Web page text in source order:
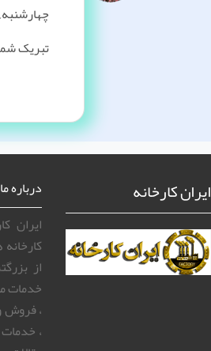
چهارشنبه, 31 فروردین 1401
تبریک
ایران کارخانه
درباره ما
ایران
از
خدمات
، فروش
،